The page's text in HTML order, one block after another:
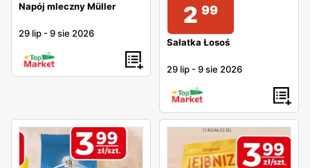
Napój mleczny Müller
29 lip -9 sie 2026
2 99
Sałatka Łosoś
29 lip -9 sie 2026